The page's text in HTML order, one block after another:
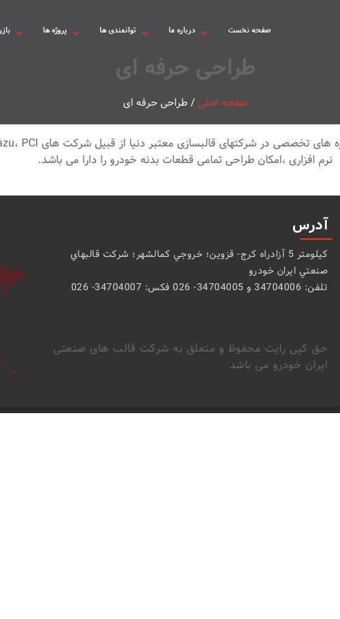
صفحه نخست درباره ما توانمندی ها پروژه ها
طراحی حرفه ای
صفحه اصلی/ طراحی حرفه ای
نرم افزاری ،امكان طراحی تمامی قطعات بدنه خودرو را دارا می باشد.
آدرس
كيلومتر 5 آزادراه كرج- قزوين؛ خروجي كمالشهر؛ شركت قالبهاي
صنعتي ايران خودرو
تلفن: 34704006 و 34704005- 026 فکس: 34704007- 026
حق کپی رایت محفوظ و متعلق به شرکت قالب های صنعتی
ایران خودرو می باشد